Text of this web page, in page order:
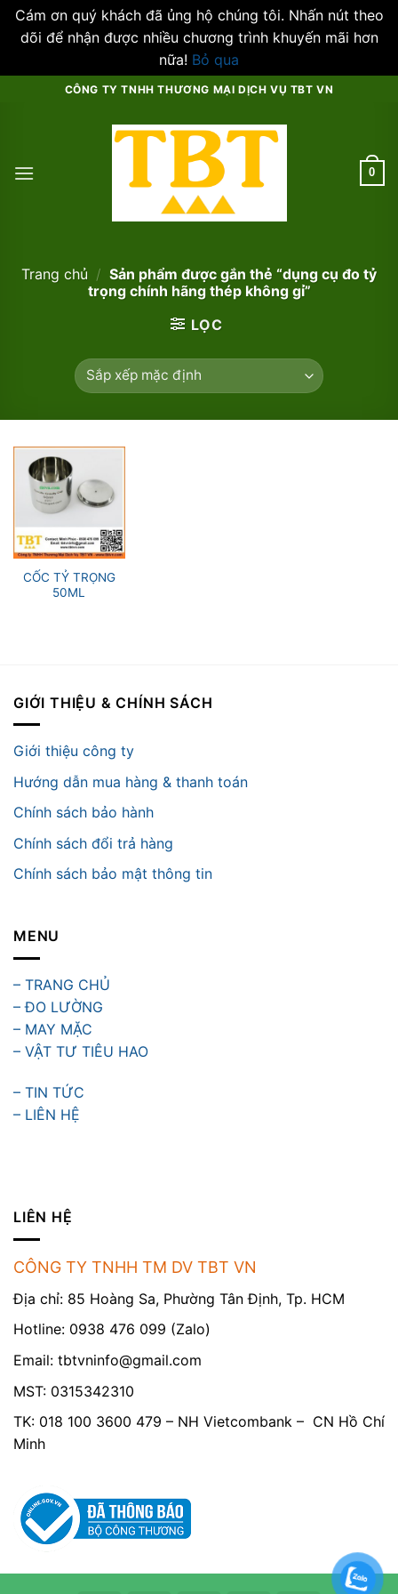
Cám ơn quý khách đã ủng hộ chúng tôi. Nhấn nút theo
dõi để nhận được nhiều chương trình khuyến mãi hơn
nữa! Bỏ qua
CÔNG TY TNHH THƯƠNG MẠI DỊCH VỤ TBT VN
0
Trang chủ / Sản phẩm được gắn thẻ “dụng cụ đo tỷ
trọng chính hãng thép không gỉ”
LỌC
CỐC TỶ TRỌNG
50ML
GIỚI THIỆU & CHÍNH SÁCH
Giới thiệu công ty
Hướng dẫn mua hàng & thanh toán
Chính sách bảo hành
Chính sách đổi trả hàng
Chính sách bảo mật thông tin
MENU
– TRANG CHỦ
– ĐO LƯỜNG
– MAY MẶC
– VẬT TƯ TIÊU HAO
– TIN TỨC
– LIÊN HỆ
LIÊN HỆ
CÔNG TY TNHH TM DV TBT VN
Địa chỉ: 85 Hoàng Sa, Phường Tân Định, Tp. HCM
Hotline: 0938 476 099 (Zalo)
Email: tbtvninfo@gmail.com
MST: 0315342310
TK: 018 100 3600 479 – NH Vietcombank – CN Hồ Chí
Minh